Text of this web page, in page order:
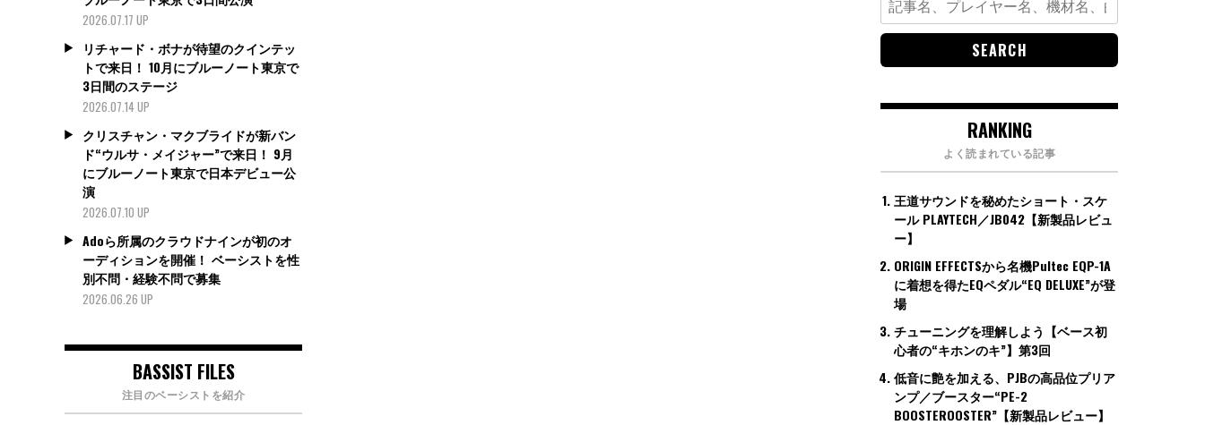
2026.07.17 UP
リチャード・ボナが待望のクインテッ
トで来日！ 10月にブルーノート東京で
3日間のステージ
2026.07.14 UP
クリスチャン・マクブライドが新バン
ド“ウルサ・メイジャー”で来日！ 9月
にブルーノート東京で日本デビュー公
演
2026.07.10 UP
Adoら所属のクラウドナインが初のオ
ーディションを開催！ ベーシストを性
別不問・経験不問で募集
2026.06.26 UP
BASSIST FILES
注目のベーシストを紹介
for:
RANKING
よく読まれている記事
王道サウンドを秘めたショート・スケ
ール PLAYTECH／JB042【新製品レビュ
ー】
ORIGIN EFFECTSから名機Pultec EQP-1A
に着想を得たEQペダル“EQ DELUXE”が登
場
チューニングを理解しよう【ベース初
心者の“キホンのキ”】第3回
低音に艶を加える、PJBの高品位プリア
ンプ／ブースター“PE-2
BOOSTEROOSTER”【新製品レビュー】